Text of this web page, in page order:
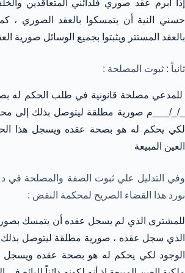
إذا أبرم عقد صوري فلدائني المتعاقدين
حسني النية أن يتمسكوا بالعقد الصوري ،
بالعقد المستتر ويثبتوا بجميع الوسائل صورية
ثانياً : ثبوت المصلحة :
للمدعي مصلحة قانونية في طلب الحكم له
_/_/___م صورية مطلقة ليتوصل بذلك إلى
لكي يحكم له هو بصحة عقده ويسجل هذا
العين المبيعة
وفي التدليل علي ثبوت الصفة والمصلحة في
نورد هذا القضاء الصريح لمحكمة النقض :
للمشترى الذي لم يسجل عقده أن يتمسك
الذي سجل عقده ، صورية مطلقة ليتوصل بذلك
الوجود لكي يحكم له هو بصحة عقده ويسجل